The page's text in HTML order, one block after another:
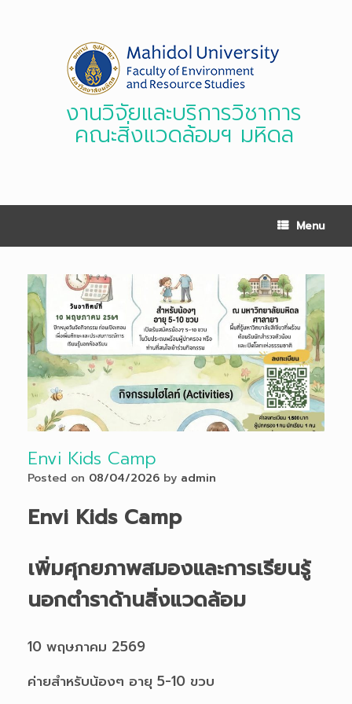
งานวิจัยและบริการวิชาการ
คณะสิ่งแวดล้อมฯ มหิดล
Menu
Envi Kids Camp
Posted on 08/04/2026 by admin
Envi Kids Camp
เพิ่มศุกยภาพสมองและการเรียนรู้
นอกตำราด้านสิ่งแวดล้อม
10 พฤษภาคม 2569
ค่ายสำหรับน้องๆ อายุ 5-10 ขวบ